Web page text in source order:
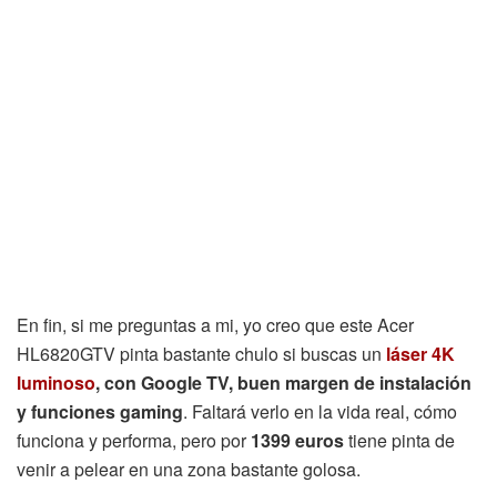
En fin, si me preguntas a mi, yo creo que este Acer
HL6820GTV pinta bastante chulo si buscas un láser 4K
luminoso, con Google TV, buen margen de instalación
y funciones gaming. Faltará verlo en la vida real, cómo
funciona y performa, pero por1399 eurostiene pinta de
venir a pelear en una zona bastante golosa.